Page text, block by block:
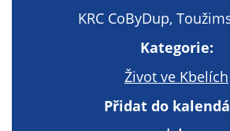
KRC CoByDup,
Kategorie:
Život ve Kbelích
Přidat do
nabízí.
Váš